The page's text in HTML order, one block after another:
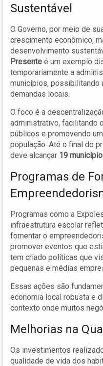
Sustentável
O Governo, por meio de
crescimento econômico,
desenvolvimento
Presente é um exemplo
temporariamente a
municípios, possibilitando
demandas locais.
O foco é a
administrativo, facilitando
públicos e promovendo
população. Até o final do
deve alcançar 19
Programas de
Programas como a
infraestrutura escolar
fomentar o
promover eventos que
tem criado políticas que
pequenas e médias
Essas ações são
economia local robusta e
contexto onde muitos
Melhorias na
Os investimentos
qualidade de vida dos